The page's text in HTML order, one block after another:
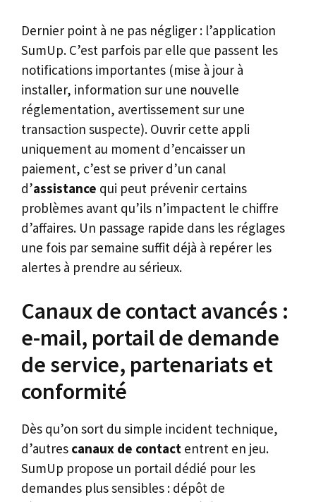
Dernier point à ne pas négliger : l’application
SumUp. C’est parfois par elle que passent les
notifications importantes (mise à jour à
installer, information sur une nouvelle
réglementation, avertissement sur une
transaction suspecte). Ouvrir cette appli
uniquement au moment d’encaisser un
paiement, c’est se priver d’un canal
d’assistance qui peut prévenir certains
problèmes avant qu’ils n’impactent le chiffre
d’affaires. Un passage rapide dans les réglages
une fois par semaine suffit déjà à repérer les
alertes à prendre au sérieux.
Canaux de contact avancés :
e-mail, portail de demande
de service, partenariats et
conformité
Dès qu’on sort du simple incident technique,
d’autres canaux de contact entrent en jeu.
SumUp propose un portail dédié pour les
demandes plus sensibles : dépôt de